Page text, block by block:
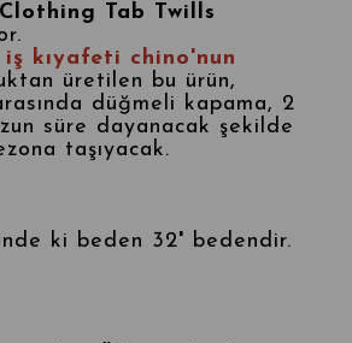
Tab Twills
kıyafeti chino'nun
üretilen bu ürün,
düğmeli kapama, 2
süre dayanacak şekilde
taşıyacak.
ki beden 32' bedendir.